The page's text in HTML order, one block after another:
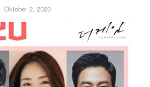
Oktober 2, 2020